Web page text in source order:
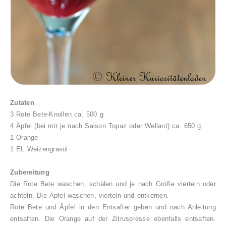
Zutaten
3 Rote Bete-Knollen ca. 500 g
4 Äpfel (bei mir je nach Saison Topaz oder Wellant) ca. 650 g
1 Orange
1 EL Weizengrasöl
Zubereitung
Die Rote Bete waschen, schälen und je nach Größe vierteln oder
achteln. Die Äpfel waschen, vierteln und entkernen.
Rote Bete und Äpfel in den Entsafter geben und nach Anleitung
entsaften.
Die Orange auf der Zitruspresse ebenfalls entsaften.